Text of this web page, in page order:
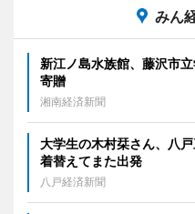
みん
新江ノ島水族館、藤沢市
寄贈
湘南経済新聞
大学生の木村栞さん、八
着替えてまた出発
八戸経済新聞